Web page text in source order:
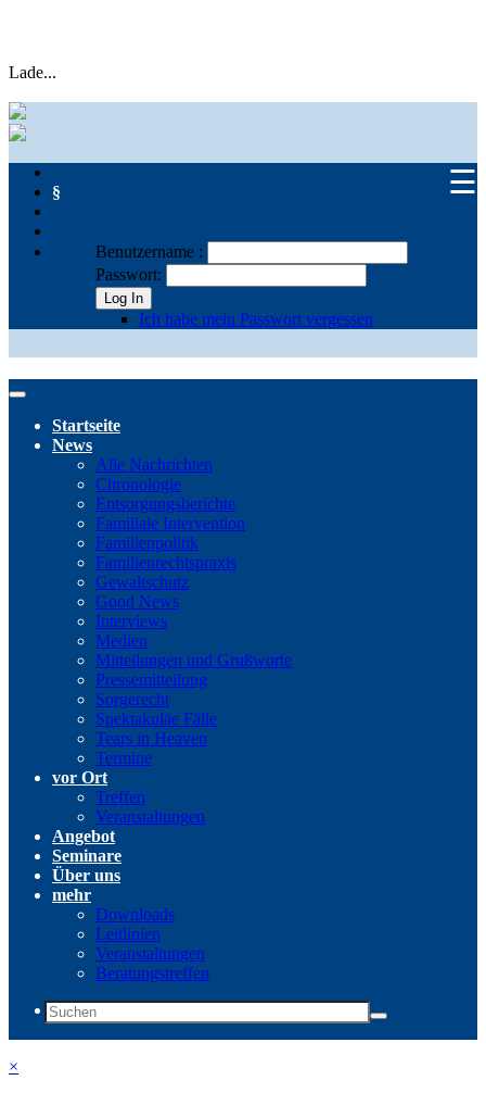
Lade...
☰
§
Benutzername :
Passwort:
Log In
Ich habe mein Passwort vergessen
Startseite
News
Alle Nachrichten
Chronologie
Entsorgungsberichte
Familiale Intervention
Familienpolitik
Familienrechtspraxis
Gewaltschutz
Good News
Interviews
Medien
Mitteilungen und Grußworte
Pressemitteilung
Sorgerecht
Spektakuläe Fälle
Tears in Heaven
Termine
vor Ort
Treffen
Veranstaltungen
Angebot
Seminare
Über uns
mehr
Downloads
Leitlinien
Veranstaltungen
Beratungstreffen
×